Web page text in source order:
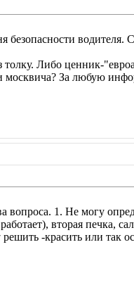
безопасности
толку. Либо ценник-
москвича? За любую
1. Не могу
вторая печка,
-красить или так